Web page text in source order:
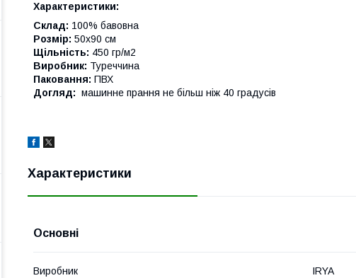
Характеристики:
Склад: 100% бавовна
Розмір: 50x90 см
Щільність: 450 гр/м2
Виробник: Туреччина
Паковання: ПВХ
Догляд: машинне прання не більш ніж 40 градусів
Характеристики
Основні
Виробник IRYA